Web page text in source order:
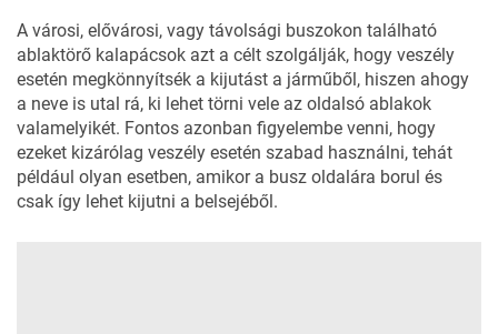
A városi, elővárosi, vagy távolsági buszokon található
ablaktörő kalapácsok azt a célt szolgálják, hogy veszély
esetén megkönnyítsék a kijutást a járműből, hiszen ahogy
a neve is utal rá, ki lehet törni vele az oldalsó ablakok
valamelyikét. Fontos azonban figyelembe venni, hogy
ezeket kizárólag veszély esetén szabad használni, tehát
például olyan esetben, amikor a busz oldalára borul és
csak így lehet kijutni a belsejéből.